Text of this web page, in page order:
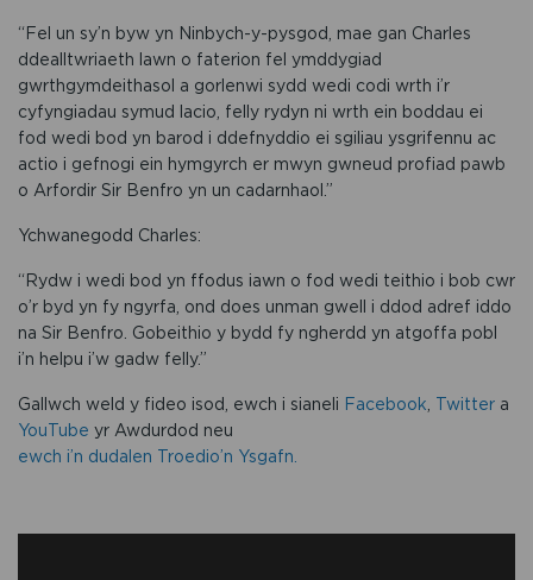
“Fel un sy’n byw yn Ninbych-y-pysgod, mae gan Charles
ddealltwriaeth lawn o faterion fel ymddygiad
gwrthgymdeithasol a gorlenwi sydd wedi codi wrth i’r
cyfyngiadau symud lacio, felly rydyn ni wrth ein boddau ei
fod wedi bod yn barod i ddefnyddio ei sgiliau ysgrifennu ac
actio i gefnogi ein hymgyrch er mwyn gwneud profiad pawb
o Arfordir Sir Benfro yn un cadarnhaol.”
Ychwanegodd Charles:
“Rydw i wedi bod yn ffodus iawn o fod wedi teithio i bob cwr
o’r byd yn fy ngyrfa, ond does unman gwell i ddod adref iddo
na Sir Benfro. Gobeithio y bydd fy ngherdd yn atgoffa pobl
i’n helpu i’w gadw felly.”
Gallwch weld y fideo isod, ewch i sianeli Facebook, Twitter a
YouTube yr Awdurdod neu
ewch i’n dudalen Troedio’n Ysgafn.